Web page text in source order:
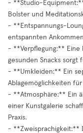
- **Studio-
Bolster und
- **Entspannungs-
entspannten
- **Verpflegung:** Eine
gesunden Snacks sorgt
- **Umkleiden:** Ein
Ablagemöglichkeiten
- **Atmosphäre:** Ein
einer Kunstgalerie
Praxis.
- **Zweisprachigkeit:**